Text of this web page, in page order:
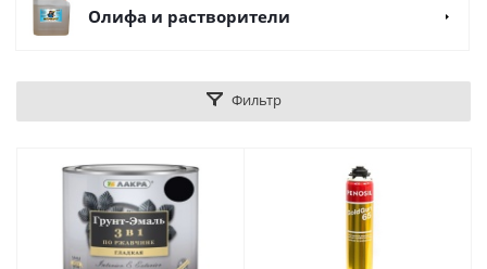
Олифа и растворители
Фильтр